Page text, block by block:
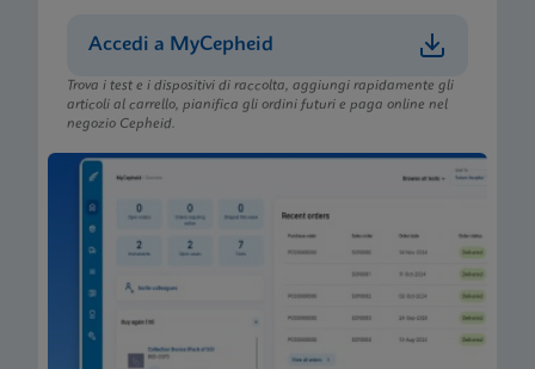
Accedi a MyCepheid
Trova i test e i dispositivi di raccolta, aggiungi rapidamente gli
articoli al carrello, pianifica gli ordini futuri e paga online nel
negozio Cepheid.